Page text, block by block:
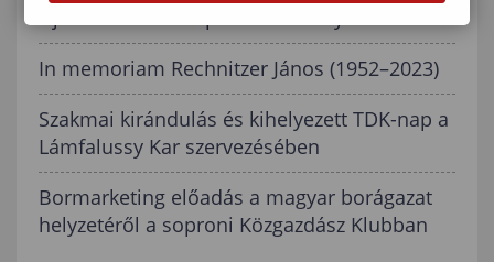
In memoriam Rechnitzer János (1952–2023)
Szakmai kirándulás és kihelyezett TDK-nap a
Lámfalussy Kar szervezésében
Bormarketing előadás a magyar borágazat
helyzetéről a soproni Közgazdász Klubban